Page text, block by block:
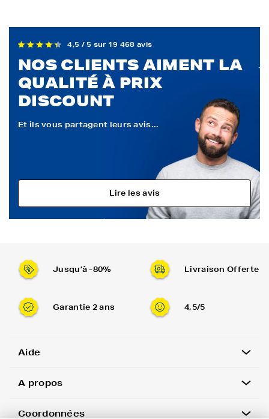
4,5 / 5 sur 19 468 avis
NOS CLIENTS AIMENT LA
QUALITÉ À PRIX
DISCOUNT
Et ils vous partagent leurs avis...
Lire les avis
Jusqu’à -80% Livraison Offerte
Garantie 2 ans 4,5/5
Aide
A propos
Coordonnées